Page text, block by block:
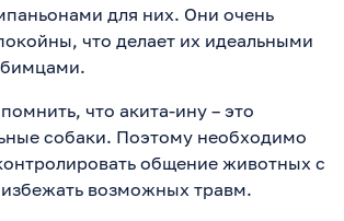
для них. Они очень
что делает их идеальными
что акита-ину – это
собаки. Поэтому необходимо
общение животных с
возможных травм.